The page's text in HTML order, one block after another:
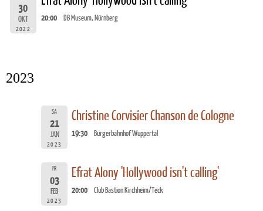
30
OKT
2022
20:00 DB Museum, Nürnberg
2023
SA
21
JAN
2023
Christine Corvisier Chanson de Cologne
19:30 Bürgerbahnhof Wuppertal
FR
03
FEB
2023
Efrat Alony 'Hollywood isn't calling'
20:00 Club Bastion Kirchheim/Teck